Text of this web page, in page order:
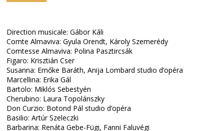
Direction musicale: Gábor Káli
Comte Almaviva: Gyula Orendt, Károly Szemerédy
Comtesse Almaviva: Polina Pasztircsák
Figaro: Krisztián Cser
Susanna: Emőke Baráth, Anija Lombard studio d’opéra
Marcellina: Erika Gál
Bartolo: Miklós Sebestyén
Cherubino: Laura Topolánszky
Don Curzio: Botond Pál studio d’opéra
Basilio: Artúr Szeleczki
Barbarina: Renáta Gebe-Fügi, Fanni Faluvégi